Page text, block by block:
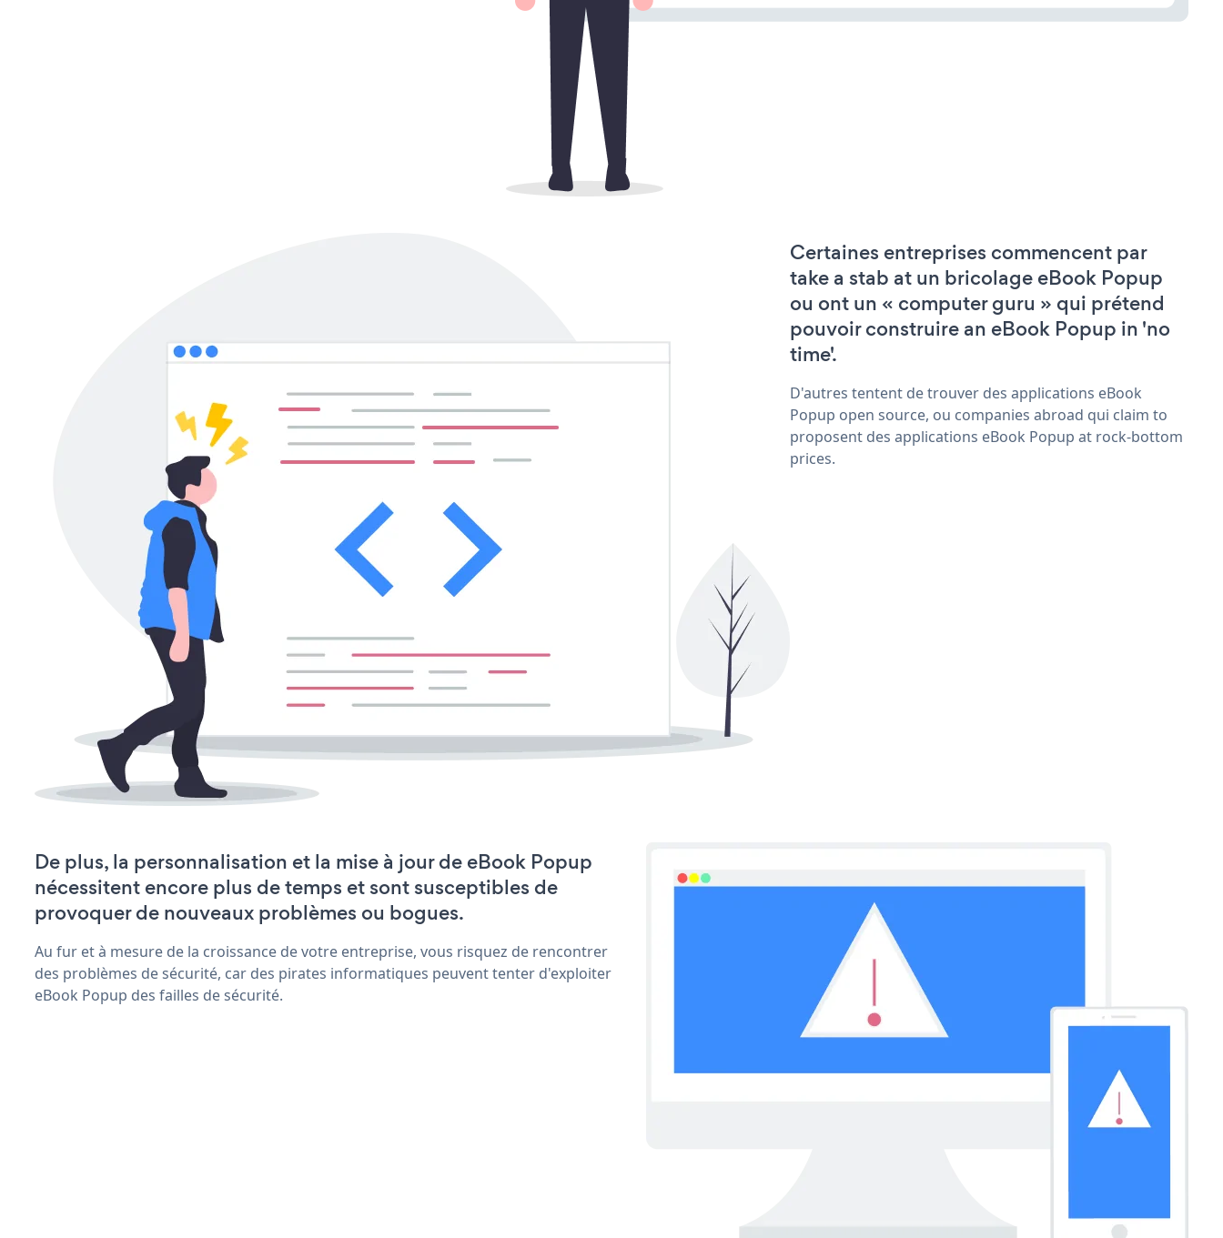
Certaines entreprises commencent par
take a stab at un bricolage eBook Popup
ou ont un « computer guru » qui prétend
pouvoir construire an eBook Popup in 'no
time'.
D'autres tentent de trouver des applications eBook
Popup open source, ou companies abroad qui claim to
proposent des applications eBook Popup at rock-bottom
prices.
De plus, la personnalisation et la mise à jour de eBook Popup
nécessitent encore plus de temps et sont susceptibles de
provoquer de nouveaux problèmes ou bogues.
Au fur et à mesure de la croissance de votre entreprise, vous risquez de rencontrer
des problèmes de sécurité, car des pirates informatiques peuvent tenter d'exploiter
eBook Popup des failles de sécurité.